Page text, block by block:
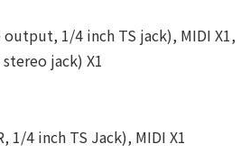
1/4 inch TS jack), MIDI X1,
jack) X1
1/4 inch TS Jack), MIDI X1